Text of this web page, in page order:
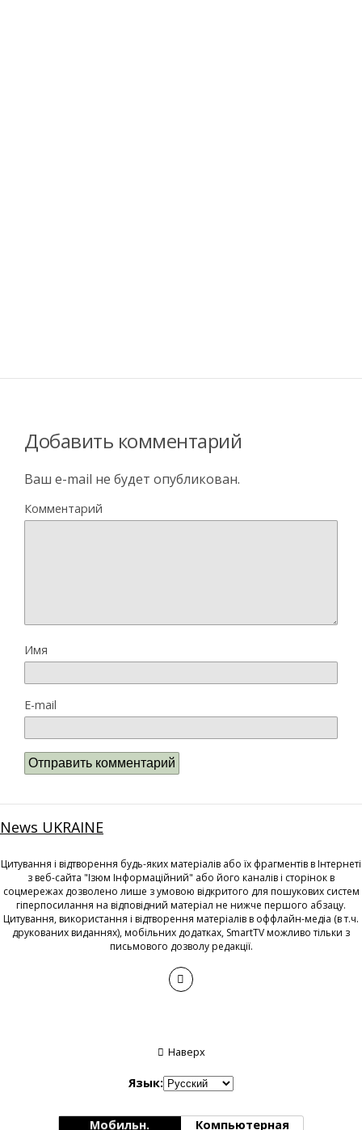
Добавить комментарий
Ваш e-mail не будет опубликован.
Комментарий
Имя
E-mail
News UKRAINE
Цитування і відтворення будь-яких матеріалів або їх фрагментів в Інтернеті
з веб-сайта "Ізюм Інформаційний" або його каналів і сторінок в
соцмережах дозволено лише з умовою відкритого для пошукових систем
гіперпосилання на відповідний матеріал не нижче першого абзацу.
Цитування, використання і відтворення матеріалів в оффлайн-медіа (в т.ч.
друкованих виданнях), мобільних додатках, SmartTV можливо тільки з
письмового дозволу редакції.
Наверх
Язык:
Мобильн. Компьютерная